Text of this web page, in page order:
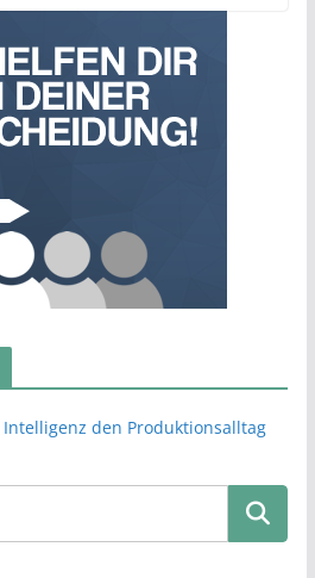
den Produktionsalltag